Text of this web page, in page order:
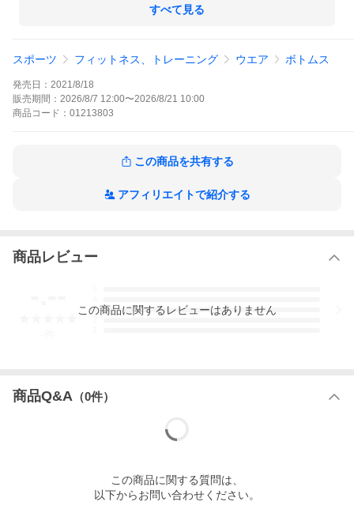
どっちの色も使いやすくハズレなし！
SOULのウェアーを身にまとって、トレーニングでもリラックスタ
イムでも気持ちアガるッ！！
仕様：ウエストゴム入り+紐で調整可能、左右ポケット付き、ヒッ
すべて見る
スポーツ フィットネス、トレーニング ウエア ボトムス
発売日： 2021/8/18
販売期間： 2026/8/7 12:00〜2026/8/21 10:00
商品 コード： 01213803
この商品を共有する
アフィリエイトで紹介する
商品レビュー
3
この商品に関するレビューはありません
商品Q&A （0件）
この商品に関する質問は、
以下からお問い合わせください。